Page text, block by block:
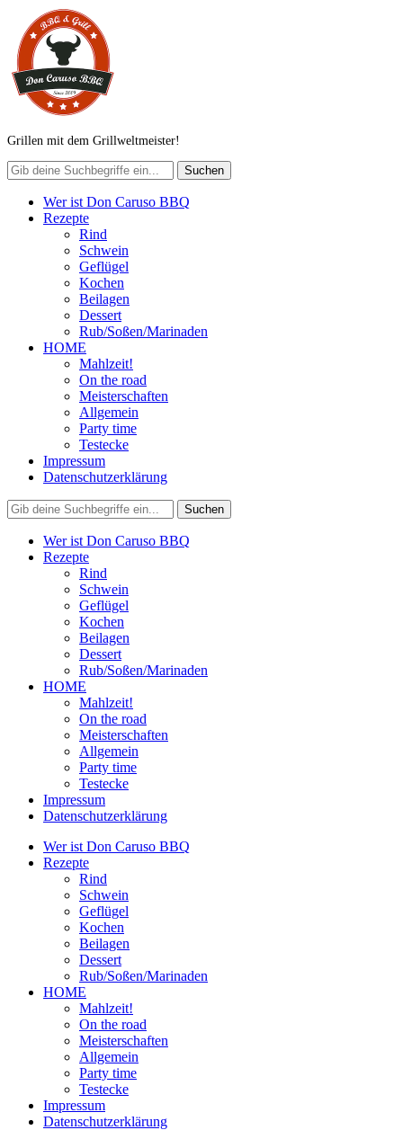
Grillen mit dem Grillweltmeister!
Wer ist Don Caruso BBQ
Rezepte
Rind
Schwein
Geflügel
Kochen
Beilagen
Dessert
Rub/Soßen/Marinaden
HOME
Mahlzeit!
On the road
Meisterschaften
Allgemein
Party time
Testecke
Impressum
Datenschutzerklärung
Wer ist Don Caruso BBQ
Rezepte
Rind
Schwein
Geflügel
Kochen
Beilagen
Dessert
Rub/Soßen/Marinaden
HOME
Mahlzeit!
On the road
Meisterschaften
Allgemein
Party time
Testecke
Impressum
Datenschutzerklärung
Wer ist Don Caruso BBQ
Rezepte
Rind
Schwein
Geflügel
Kochen
Beilagen
Dessert
Rub/Soßen/Marinaden
HOME
Mahlzeit!
On the road
Meisterschaften
Allgemein
Party time
Testecke
Impressum
Datenschutzerklärung